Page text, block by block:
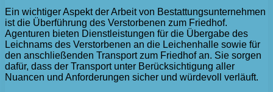
Ein wichtiger Aspekt der Arbeit von Bestattungsunternehmen
ist die Überführung des Verstorbenen zum Friedhof.
Agenturen bieten Dienstleistungen für die Übergabe des
Leichnams des Verstorbenen an die Leichenhalle sowie für
den anschließenden Transport zum Friedhof an. Sie sorgen
dafür, dass der Transport unter Berücksichtigung aller
Nuancen und Anforderungen sicher und würdevoll verläuft.